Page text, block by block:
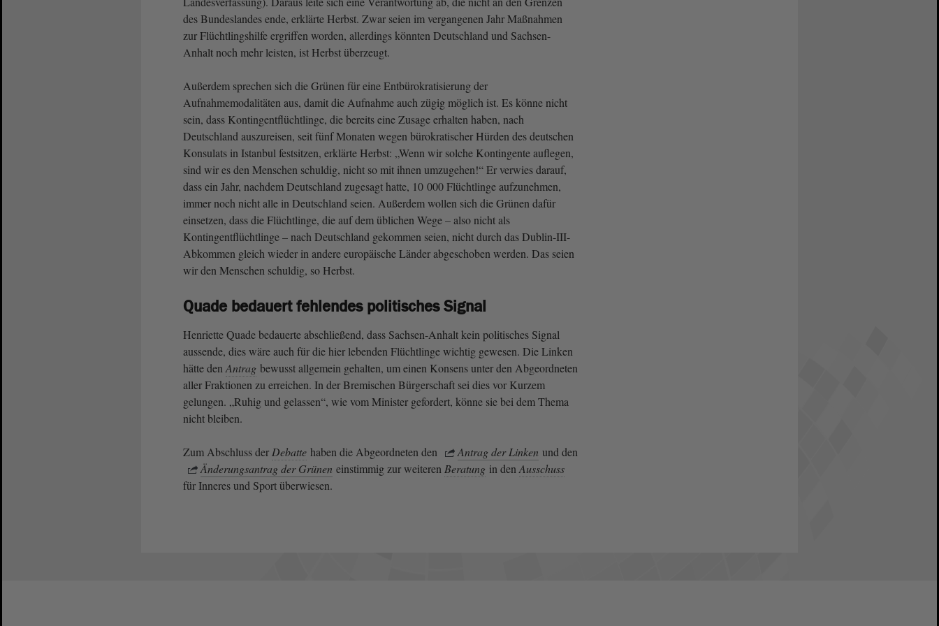
des Bundeslandes ende, erklärte Herbst. Zwar seien im vergangenen Jahr Maßnahmen
zur Flüchtlingshilfe ergriffen worden, allerdings könnten Deutschland und Sachsen-
Anhalt noch mehr leisten, ist Herbst überzeugt.
Außerdem sprechen sich die Grünen für eine Entbürokratisierung der
Aufnahmemodalitäten aus, damit die Aufnahme auch zügig möglich ist. Es könne nicht
sein, dass Kontingentflüchtlinge, die bereits eine Zusage erhalten haben, nach
Deutschland auszureisen, seit fünf Monaten wegen bürokratischer Hürden des deutschen
Konsulats in Istanbul festsitzen, erklärte Herbst: „Wenn wir solche Kontingente auflegen,
sind wir es den Menschen schuldig, nicht so mit ihnen umzugehen!“ Er verwies darauf,
dass ein Jahr, nachdem Deutschland zugesagt hatte, 10 000 Flüchtlinge aufzunehmen,
immer noch nicht alle in Deutschland seien. Außerdem wollen sich die Grünen dafür
einsetzen, dass die Flüchtlinge, die auf dem üblichen Wege – also nicht als
Kontingentflüchtlinge – nach Deutschland gekommen seien, nicht durch das Dublin-III-
Abkommen gleich wieder in andere europäische Länder abgeschoben werden. Das seien
wir den Menschen schuldig, so Herbst.
Quade bedauert fehlendes politisches Signal
Henriette Quade bedauerte abschließend, dass Sachsen-Anhalt kein politisches Signal
aussende, dies wäre auch für die hier lebenden Flüchtlinge wichtig gewesen. Die Linken
hätte den Antrag bewusst allgemein gehalten, um einen Konsens unter den Abgeordneten
aller Fraktionen zu erreichen. In der Bremischen Bürgerschaft sei dies vor Kurzem
gelungen. „Ruhig und gelassen“, wie vom Minister gefordert, könne sie bei dem Thema
nicht bleiben.
Zum Abschluss der Debatte haben die Abgeordneten den Antrag der Linken und den
Änderungsantrag der Grünen einstimmig zur weiteren Beratung in den Ausschuss
für Inneres und Sport überwiesen.